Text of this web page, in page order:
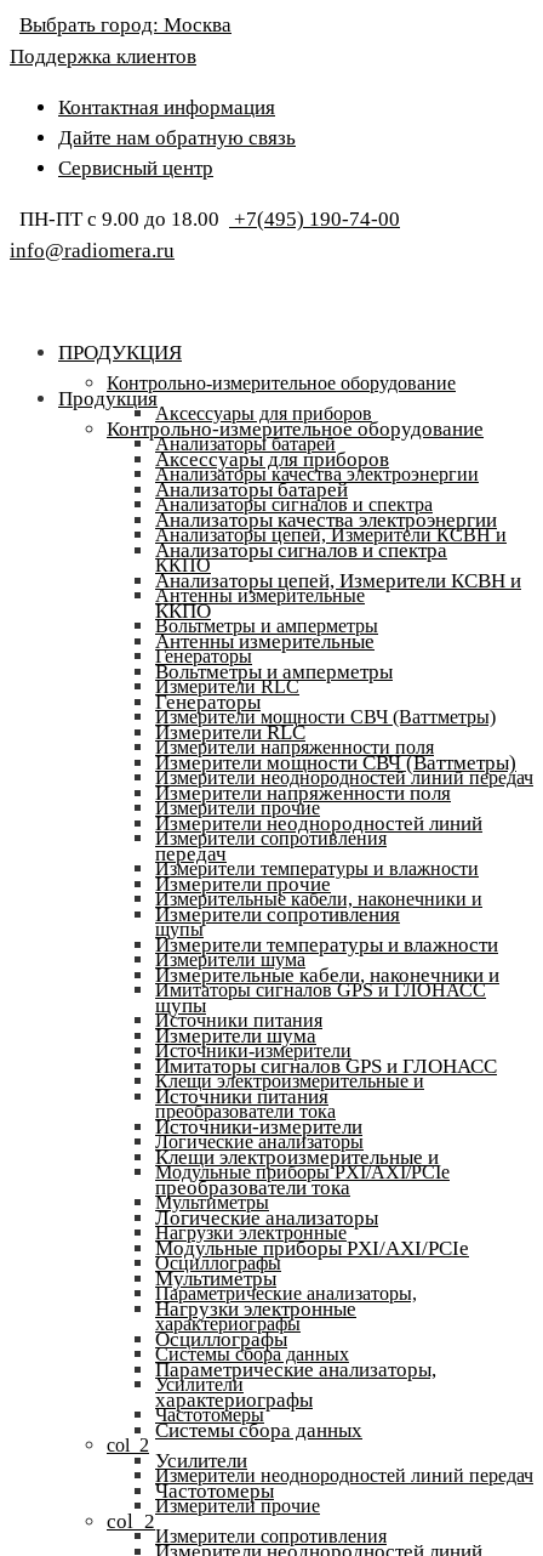
Выбрать город: Москва
Поддержка клиентов
Контактная информация
Дайте нам обратную связь
Сервисный центр
ПН-ПТ с 9.00 до 18.00
+7(495) 190-74-00
info@radiomera.ru
ПРОДУКЦИЯ
Контрольно-измерительное оборудование
Аксессуары для приборов
Анализаторы батарей
Анализаторы качества электроэнергии
Анализаторы сигналов и спектра
Анализаторы цепей, Измерители КСВН и
ККПО
Антенны измерительные
Вольтметры и амперметры
Генераторы
Измерители RLC
Измерители мощности СВЧ (Ваттметры)
Измерители напряженности поля
Измерители неоднородностей линий передач
Измерители прочие
Измерители сопротивления
Измерители температуры и влажности
Измерительные кабели, наконечники и
щупы
Измерители шума
Имитаторы сигналов GPS и ГЛОНАСС
Источники питания
Источники-измерители
Клещи электроизмерительные и
преобразователи тока
Логические анализаторы
Модульные приборы PXI/AXI/PCIe
Мультиметры
Нагрузки электронные
Осциллографы
Параметрические анализаторы,
характериографы
Системы сбора данных
Усилители
Частотомеры
col_2
Измерители неоднородностей линий передач
Измерители прочие
Измерители сопротивления
Продукция
Контрольно-измерительное оборудование
Аксессуары для приборов
Анализаторы батарей
Анализаторы качества электроэнергии
Анализаторы сигналов и спектра
Анализаторы цепей, Измерители КСВН и
ККПО
Антенны измерительные
Вольтметры и амперметры
Генераторы
Измерители RLC
Измерители мощности СВЧ (Ваттметры)
Измерители напряженности поля
Измерители неоднородностей линий
передач
Измерители прочие
Измерители сопротивления
Измерители температуры и влажности
Измерительные кабели, наконечники и
щупы
Измерители шума
Имитаторы сигналов GPS и ГЛОНАСС
Источники питания
Источники-измерители
Клещи электроизмерительные и
преобразователи тока
Логические анализаторы
Модульные приборы PXI/AXI/PCIe
Мультиметры
Нагрузки электронные
Осциллографы
Параметрические анализаторы,
характериографы
Системы сбора данных
Усилители
Частотомеры
col_2